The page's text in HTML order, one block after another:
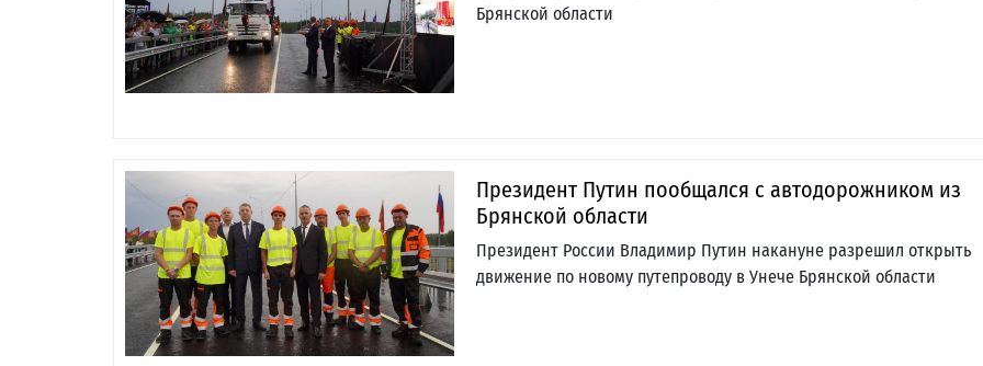
Брянской области
Президент Путин пообщался с автодорожником из
Брянской области
Президент России Владимир Путин накануне разрешил открыть
движение по новому путепроводу в Унече Брянской области